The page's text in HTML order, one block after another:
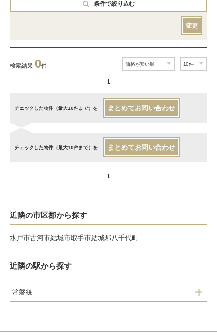
条件で絞り込む
変更
検索結果 0件
1
チェックした物件（最大10件まで）を まとめてお問い合わせ
チェックした物件（最大10件まで）を まとめてお問い合わせ
1
近隣の市区郡から探す
水戸市古河市結城市取手市結城郡八千代町
近隣の駅から探す
常磐線
磯原